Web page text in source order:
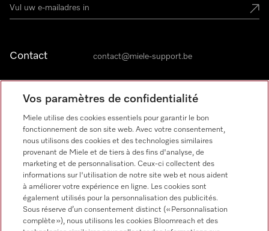
Contact contact@miele-support.be
NEDERLANDS
Miele sur Facebook
Miele sur Youtube
Miele sur Instagram
Miele sur Pinterest
Vos paramètres de confidentialité
Miele utilise des cookies essentiels pour garantir le bon
fonctionnement de son site web. Avec votre consentement,
nous utilisons des cookies et des technologies similaires
provenant de Miele et de tiers à des fins d'analyse, de
marketing et de personnalisation. Ceux-ci collectent des
informations sur l'utilisation de notre site web et nous aident
à améliorer votre expérience en ligne. Les cookies sont
également utilisés pour la personnalisation des publicités.
Sous réserve d’un consentement distinct (« Personnalisation
complète »), nous utilisons les cookies Bloomreach et des